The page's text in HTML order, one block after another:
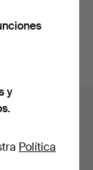
y
Política